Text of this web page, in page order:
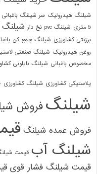
شیلنگ هیدرولیک سر شیلنگ باغبانی
5 متری
شیلنگ pvc نخ دار شیلنگ
برزنتی کشاورزی شیلنگ جمع کن
روغن هیدرولیک شیلنگ صنعتی
مخصوص باغبانی شیلنگ نایلونی
پلاستیکی کشاورزی شیلنگ کشاورزی
شیلنگ فروش
فروش عمده شیلنگ
شیلنگ آب قیمت
قیمت شیلنگ فشار قوی